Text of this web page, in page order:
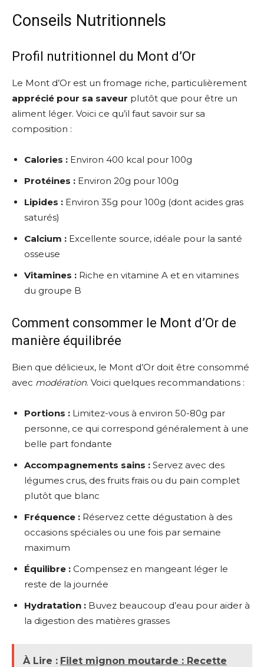
Conseils Nutritionnels
Profil nutritionnel du Mont d’Or
Le Mont d’Or est un fromage riche, particulièrement
apprécié pour sa saveur plutôt que pour être un
aliment léger. Voici ce qu’il faut savoir sur sa
composition :
Calories : Environ 400 kcal pour 100g
Protéines : Environ 20g pour 100g
Lipides : Environ 35g pour 100g (dont acides gras
saturés)
Calcium : Excellente source, idéale pour la santé
osseuse
Vitamines : Riche en vitamine A et en vitamines
du groupe B
Comment consommer le Mont d’Or de
manière équilibrée
Bien que délicieux, le Mont d’Or doit être consommé
avec modération. Voici quelques recommandations :
Portions : Limitez-vous à environ 50-80g par
personne, ce qui correspond généralement à une
belle part fondante
Accompagnements sains : Servez avec des
légumes crus, des fruits frais ou du pain complet
plutôt que blanc
Fréquence : Réservez cette dégustation à des
occasions spéciales ou une fois par semaine
maximum
Équilibre : Compensez en mangeant léger le
reste de la journée
Hydratation : Buvez beaucoup d’eau pour aider à
la digestion des matières grasses
À Lire : Filet mignon moutarde : Recette